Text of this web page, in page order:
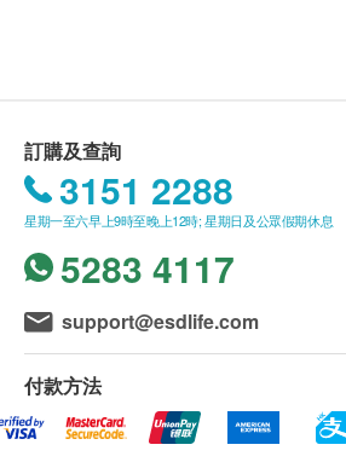
$500 Hutchgo.com 旅遊禮券
血脂
總膽固醇
高密度膽固醇
三酸甘油脂
極低密度膽固醇
低密度膽固醇 (直接測試)
糖尿
空腹血糖
項目所需時間或客人指明特定時段
訂購及查詢
3151 2288
星期一至六早上9時至晚上12時; 星期日及公眾假期休息
5283 4117
support@esdlife.com
付款方法